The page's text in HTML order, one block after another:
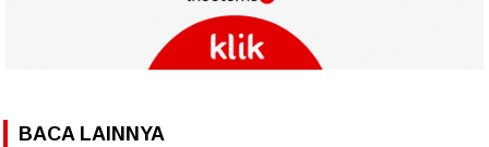
BACA LAINNYA